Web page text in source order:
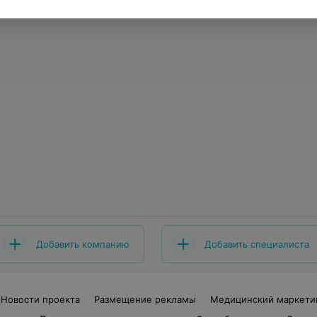
Добавить компанию Добавить специалиста
Новости проекта Размещение рекламы
Медицинский